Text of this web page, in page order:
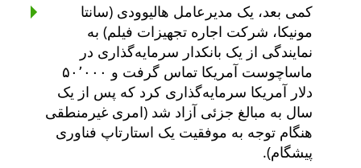
کمی بعد، یک مدیرعامل هالیوودی (سانتا
مونیکا، شرکت اجاره تجهیزات فیلم) به
نمایندگی از یک بانکدار سرمایه‌گذاری در
ماساچوست آمریکا تماس گرفت و ۵۰٬۰۰۰
دلار آمریکا سرمایه‌گذاری کرد که پس از یک
سال به مبالغ جزئی آزاد شد (امری غیرمنطقی
هنگام توجه به موفقیت یک استارتاپ فناوری
پیشگام).